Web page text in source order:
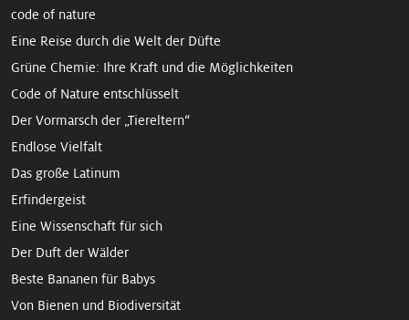
code of nature
Eine Reise durch die Welt der Düfte
Grüne Chemie: Ihre Kraft und die Möglichkeiten
Code of Nature entschlüsselt
Der Vormarsch der „Tiereltern“
Endlose Vielfalt
Das große Latinum
Erfindergeist
Eine Wissenschaft für sich
Der Duft der Wälder
Beste Bananen für Babys
Von Bienen und Biodiversität